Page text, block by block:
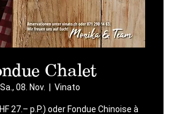
Chalet
Sa., 08. Nov. Vinato
27.– p.P.) oder Fondue Chinoise à